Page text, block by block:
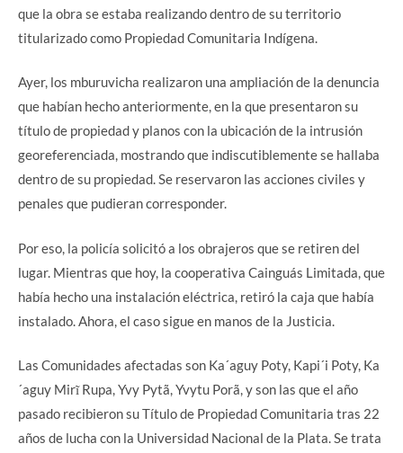
que la obra se estaba realizando dentro de su territorio
titularizado como Propiedad Comunitaria Indígena.
Ayer, los mburuvicha realizaron una ampliación de la denuncia
que habían hecho anteriormente, en la que presentaron su
título de propiedad y planos con la ubicación de la intrusión
georeferenciada, mostrando que indiscutiblemente se hallaba
dentro de su propiedad. Se reservaron las acciones civiles y
penales que pudieran corresponder.
Por eso, la policía solicitó a los obrajeros que se retiren del
lugar. Mientras que hoy, la cooperativa Cainguás Limitada, que
había hecho una instalación eléctrica, retiró la caja que había
instalado. Ahora, el caso sigue en manos de la Justicia.
Las Comunidades afectadas son Ka´aguy Poty, Kapi´i Poty, Ka
´aguy Mirĩ Rupa, Yvy Pytã, Yvytu Porã, y son las que el año
pasado recibieron su Título de Propiedad Comunitaria tras 22
años de lucha con la Universidad Nacional de la Plata. Se trata